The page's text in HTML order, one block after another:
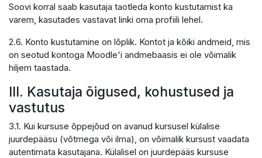
Soovi korral saab kasutaja taotleda konto kustutamist ka
varem, kasutades vastavat linki oma profiili lehel.
2.6. Konto kustutamine on lõplik. Kontot ja kõiki andmeid, mis
on seotud kontoga Moodle'i andmebaasis ei ole võimalik
hiljem taastada.
III. Kasutaja õigused, kohustused ja
vastutus
3.1. Kui kursuse õppejõud on avanud kursusel külalise
juurdepääsu (võtmega või ilma), on võimalik kursust vaadata
autentimata kasutajana. Külalisel on juurdepääs kursuse